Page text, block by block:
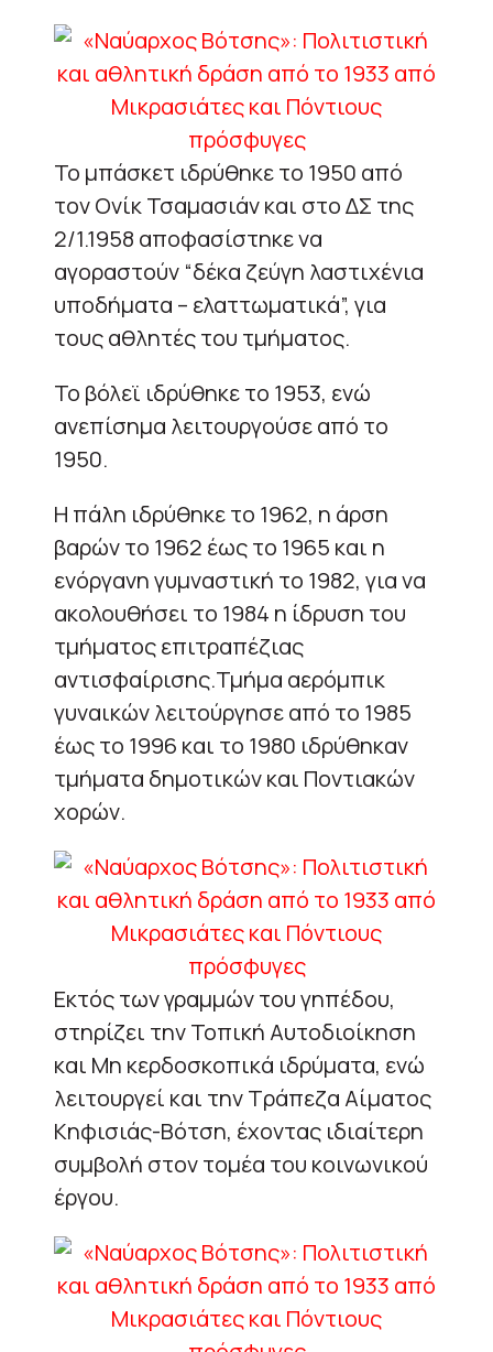
Το μπάσκετ ιδρύθηκε το 1950 από
τον Ονίκ Τσαμασιάν και στο ΔΣ της
2/1.1958 αποφασίστηκε να
αγοραστούν “δέκα ζεύγη λαστιχένια
υποδήματα – ελαττωματικά”, για
τους αθλητές του τμήματος.
Το βόλεϊ ιδρύθηκε το 1953, ενώ
ανεπίσημα λειτουργούσε από το
1950.
Η πάλη ιδρύθηκε το 1962, η άρση
βαρών το 1962 έως το 1965 και η
ενόργανη γυμναστική το 1982, για να
ακολουθήσει το 1984 η ίδρυση του
τμήματος επιτραπέζιας
αντισφαίρισης.Τμήμα αερόμπικ
γυναικών λειτούργησε από το 1985
έως το 1996 και το 1980 ιδρύθηκαν
τμήματα δημοτικών και Ποντιακών
χορών.
Εκτός των γραμμών του γηπέδου,
στηρίζει την Τοπική Αυτοδιοίκηση
και Μη κερδοσκοπικά ιδρύματα, ενώ
λειτουργεί και την Τράπεζα Αίματος
Κηφισιάς-Βότση, έχοντας ιδιαίτερη
συμβολή στον τομέα του κοινωνικού
έργου.